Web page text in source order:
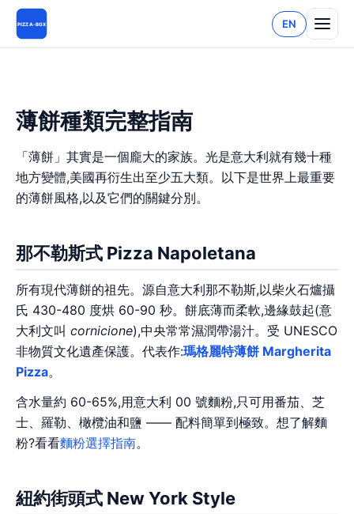
PIZZA-BOX EN
薄餅種類完整指南
「薄餅」其實是一個龐大的家族。光是意大利就有幾十種
地方變體,美國再衍生出至少五大類。以下是世界上最重要
的薄餅風格,以及它們的關鍵分別。
那不勒斯式 Pizza Napoletana
所有現代薄餅的祖先。源自意大利那不勒斯,以柴火石爐攝
氏 430-480 度烘 60-90 秒。餅底薄而柔軟,邊緣鼓起(意
大利文叫 cornicione),中央常常濕潤帶湯汁。受 UNESCO
非物質文化遺產保護。代表作:瑪格麗特薄餅 Margherita
Pizza。
含水量約 60-65%,用意大利 00 號麵粉,只可用番茄、芝
士、羅勒、橄欖油和鹽 —— 配料簡單到極致。想了解麵
粉?看看麵粉選擇指南。
紐約街頭式 New York Style